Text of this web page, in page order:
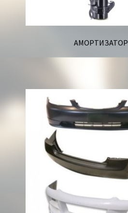
АМОРТИЗАТОР